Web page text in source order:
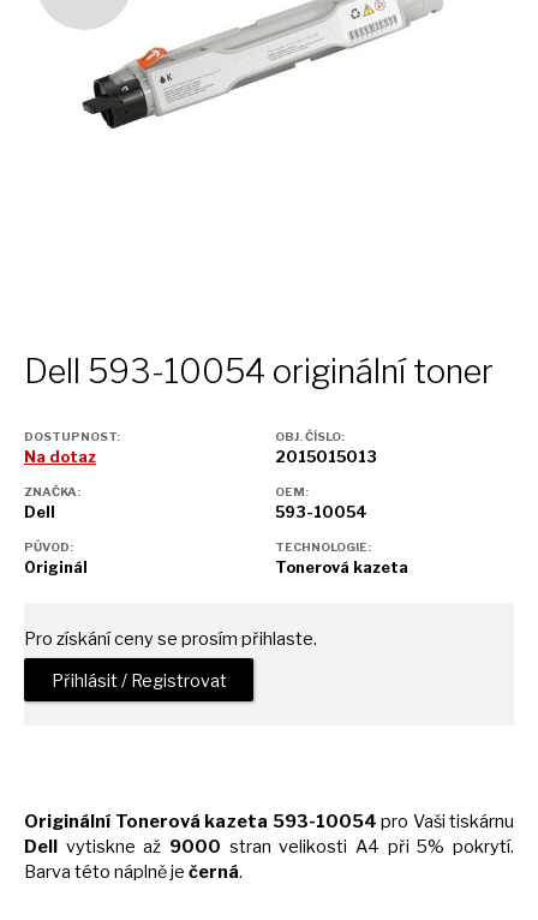
Dell 593-10054 originální toner
DOSTUPNOST:
Na dotaz
OBJ. ČÍSLO:
2015015013
ZNAČKA:
Dell
OEM:
593-10054
PŮVOD:
Originál
TECHNOLOGIE:
Tonerová kazeta
Pro získání ceny se prosím přihlaste.
Přihlásit / Registrovat
Originální Tonerová kazeta 593-10054 pro Vaši tiskárnu
Dell vytiskneaž 9000 stran velikosti A4 při 5% pokrytí.
Barva této náplněje černá.